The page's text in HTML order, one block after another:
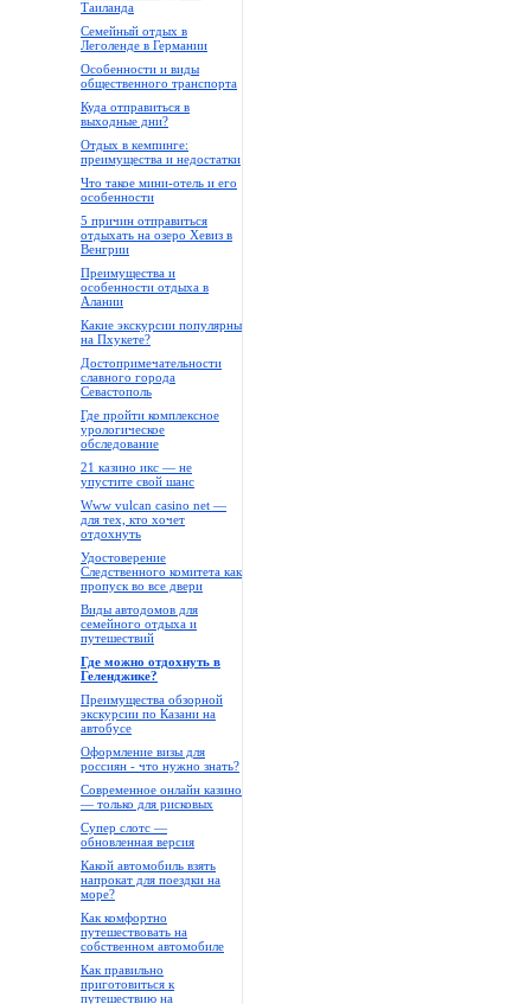
Таиланда
Семейный отдых в
Леголенде в Германии
Особенности и виды
общественного транспорта
Куда отправиться в
выходные дни?
Отдых в кемпинге:
преимущества и недостатки
Что такое мини-отель и его
особенности
5 причин отправиться
отдыхать на озеро Хевиз в
Венгрии
Преимущества и
особенности отдыха в
Алании
Какие экскурсии популярны
на Пхукете?
Достопримечательности
славного города
Севастополь
Где пройти комплексное
урологическое
обследование
21 казино икс — не
упустите свой шанс
Www vulcan casino net —
для тех, кто хочет
отдохнуть
Удостоверение
Следственного комитета как
пропуск во все двери
Виды автодомов для
семейного отдыха и
путешествий
Где можно отдохнуть в
Геленджике?
Преимущества обзорной
экскурсии по Казани на
автобусе
Оформление визы для
россиян - что нужно знать?
Современное онлайн казино
— только для рисковых
Супер слотс —
обновленная версия
Какой автомобиль взять
напрокат для поездки на
море?
Как комфортно
путешествовать на
собственном автомобиле
Как правильно
приготовиться к
путешествию на